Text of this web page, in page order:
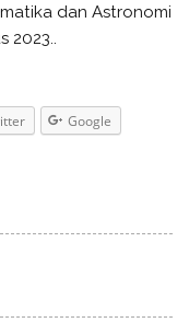
dan Astronomi
2023..
Google